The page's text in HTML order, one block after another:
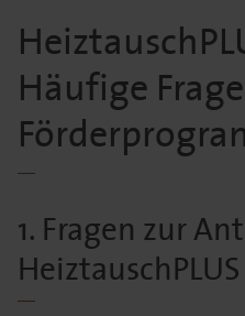
Häufige
1. Fragen zur
HeiztauschPLUS